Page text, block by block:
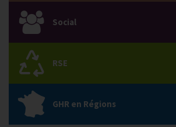
Social
RSE
GHR en Régions